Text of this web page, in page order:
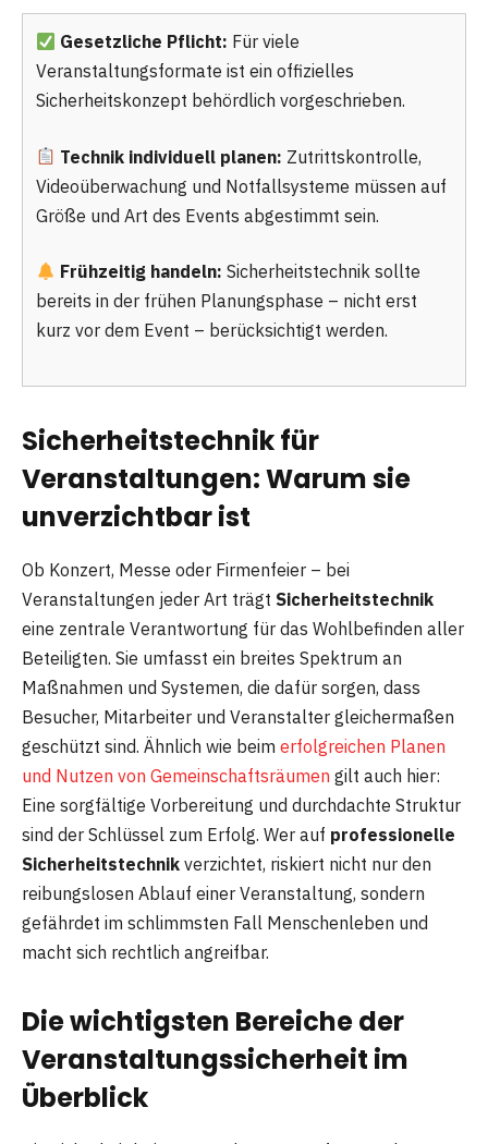
Gesetzliche Pflicht: Für viele
Veranstaltungsformate ist ein offizielles
Sicherheitskonzept behördlich vorgeschrieben.
Technik individuell planen: Zutrittskontrolle,
Videoüberwachung und Notfallsysteme müssen auf
Größe und Art des Events abgestimmt sein.
Frühzeitig handeln: Sicherheitstechnik sollte
bereits in der frühen Planungsphase – nicht erst
kurz vor dem Event – berücksichtigt werden.
Sicherheitstechnik für
Veranstaltungen: Warum sie
unverzichtbar ist
Ob Konzert, Messe oder Firmenfeier – bei
Veranstaltungen jeder Art trägt Sicherheitstechnik
eine zentrale Verantwortung für das Wohlbefinden aller
Beteiligten. Sie umfasst ein breites Spektrum an
Maßnahmen und Systemen, die dafür sorgen, dass
Besucher, Mitarbeiter und Veranstalter gleichermaßen
geschützt sind. Ähnlich wie beim erfolgreichen Planen
und Nutzen von Gemeinschaftsräumen gilt auch hier:
Eine sorgfältige Vorbereitung und durchdachte Struktur
sind der Schlüssel zum Erfolg. Wer auf professionelle
Sicherheitstechnik verzichtet, riskiert nicht nur den
reibungslosen Ablauf einer Veranstaltung, sondern
gefährdet im schlimmsten Fall Menschenleben und
macht sich rechtlich angreifbar.
Die wichtigsten Bereiche der
Veranstaltungssicherheit im
Überblick